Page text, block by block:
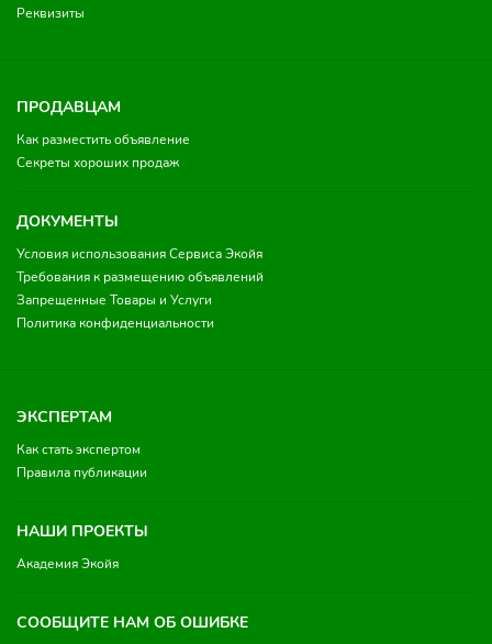
Реквизиты
ПРОДАВЦАМ
Как разместить объявление
Секреты хороших продаж
ДОКУМЕНТЫ
Условия использования Сервиса Экойя
Требования к размещению объявлений
Запрещенные Товары и Услуги
Политика конфиденциальности
ЭКСПЕРТАМ
Как стать экспертом
Правила публикации
НАШИ ПРОЕКТЫ
Академия Экойя
СООБЩИТЕ НАМ ОБ ОШИБКЕ